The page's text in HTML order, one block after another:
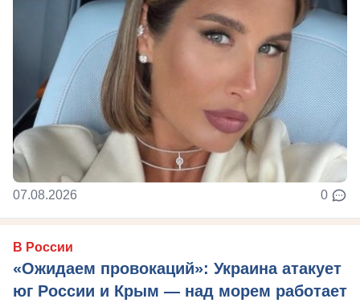
07.08.2026 0
В России
«Ожидаем провокаций»: Украина атакует
юг России и Крым — над морем работает